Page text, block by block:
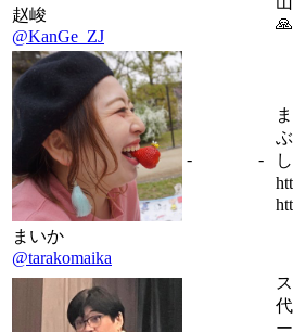
赵峻
@KanGe_ZJ
まいか
@tarakomaika
- -